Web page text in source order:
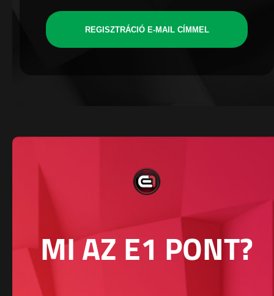
REGISZTRÁCIÓ E-MAIL CÍMMEL
MI AZ E1 PONT?